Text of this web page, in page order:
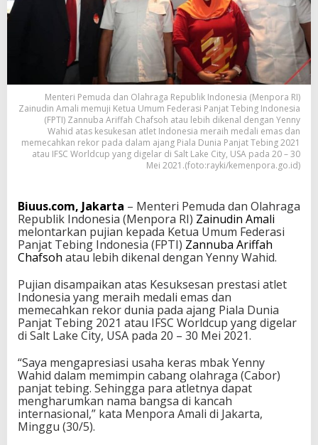
i
n
a
n
i
W
a
h
i
d
P
T
I
Menteri Pemuda dan Olahraga Republik Indonesia (Menpora RI)
Zainudin Amali memuji Ketua Umum Federasi Panjat Tebing Indonesia
(FPTI) Zannuba Ariffah Chafsoh atau lebih dikenal dengan Yenny
Wahid atas kesukesan atlet Indonesia meraih medali emas dan
memecahkan rekor pada dalam ajang Piala Dunia Panjat Tebing 2021
atau IFSC Worldcup yang digelar di Salt Lake City, USA pada 20 – 30
Mei 2021.(foto:rayki/kemenpora.go.id)
Biuus.com, Jakarta – Menteri Pemuda dan Olahraga
Republik Indonesia (Menpora RI) Zainudin Amali
melontarkan pujian kepada Ketua Umum Federasi
Panjat Tebing Indonesia (FPTI) Zannuba Ariffah
Chafsoh atau lebih dikenal dengan Yenny Wahid.
Pujian disampaikan atas Kesuksesan prestasi atlet
Indonesia yang meraih medali emas dan
memecahkan rekor dunia pada ajang Piala Dunia
Panjat Tebing 2021 atau IFSC Worldcup yang digelar
di Salt Lake City, USA pada 20 – 30 Mei 2021.
“Saya mengapresiasi usaha keras mbak Yenny
Wahid dalam memimpin cabang olahraga (Cabor)
panjat tebing. Sehingga para atletnya dapat
mengharumkan nama bangsa di kancah
internasional,” kata Menpora Amali di Jakarta,
Minggu (30/5).